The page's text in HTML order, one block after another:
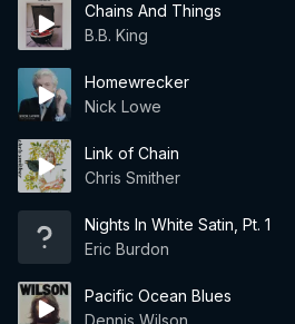
Chains And Things
B.B. King
Homewrecker
Nick Lowe
Link of Chain
Chris Smither
Nights In White Satin, Pt. 1
Eric Burdon
Pacific Ocean Blues
Dennis Wilson